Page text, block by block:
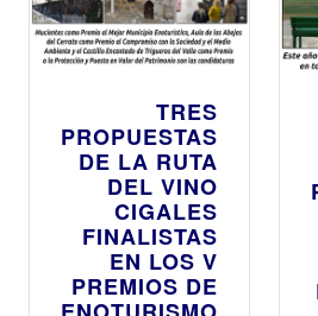
TRES
PROPUESTAS
DE LA RUTA
DEL VINO
CIGALES
FINALISTAS
EN LOS V
PREMIOS DE